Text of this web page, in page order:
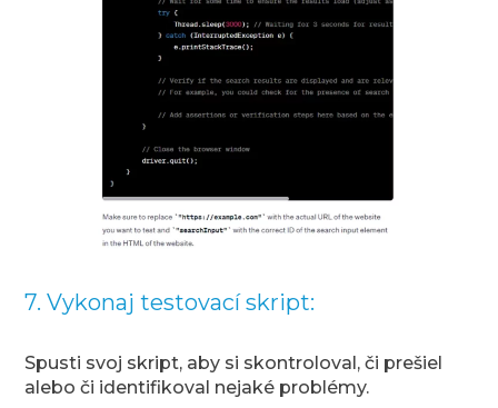
7. Vykonaj testovací skript:
Spusti svoj skript, aby si skontroloval, či prešiel
alebo či identifikoval nejaké problémy.